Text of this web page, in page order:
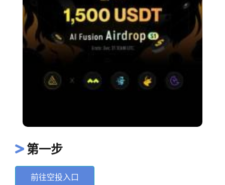
第一步
前往空投入口